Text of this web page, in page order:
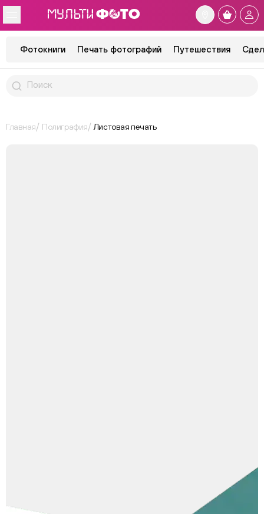
Фотокниги Печать фотографий Путешествия
Главная Полиграфия Листовая печать